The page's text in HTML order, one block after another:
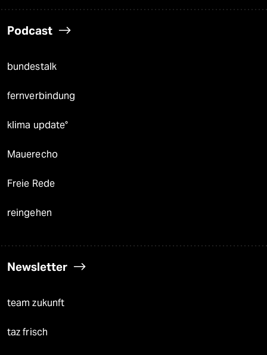
Podcast
bundestalk
fernverbindung
klima update°
Mauerecho
Freie Rede
reingehen
Newsletter
team zukunft
taz frisch